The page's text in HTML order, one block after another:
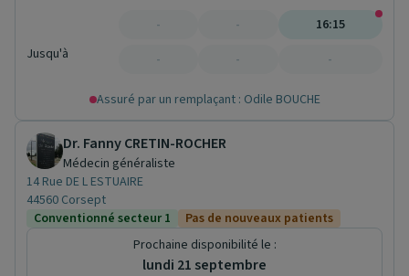
Jusqu'à
-
-
-
-
16:15
-
Assuré par un remplaçant : Odile BOUCHE
Dr. Fanny CRETIN-ROCHER
Médecin généraliste
14 Rue DE L ESTUAIRE
44560 Corsept
Conventionné secteur 1
Pas de nouveaux patients
Prochaine disponibilité le :
lundi 21 septembre